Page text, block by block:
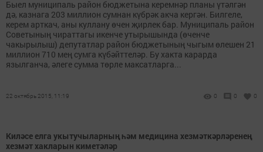
Быел муниципаль район бюджетына керемнәр планы үтәлгән
дә, казнага 203 миллион сумнан күбрәк акча кергән. Билгеле,
керем арткач, аны куллану өчен җирлек бар. Муниципаль район
Советының чираттагы икенче утырышында (өченче
чакырылыш) депутатлар район бюджетының чыгым өлешен 21
миллион 710 мең сумга күбәйттеләр. Бу хакта карарда
язылганча, әлеге сумма төрле максатларга...
22 октябрь 2015, 11:19 0 0 0
Киләсе елга укытучыларның һәм медицина хезмәткәрләренең
хезмәт хакларын киметәләр